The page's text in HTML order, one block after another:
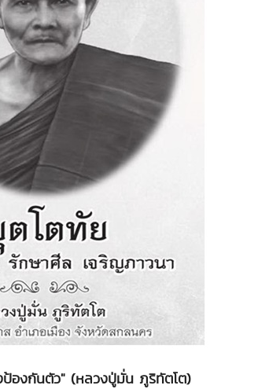
ป้องกันตัว" (หลวงปู่มั่น ภูริทัตโต)